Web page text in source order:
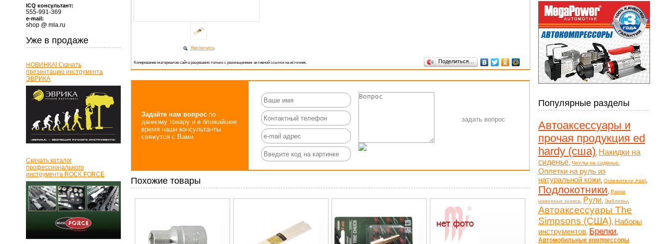
Увеличить
Копирование материалов сайта разрешено только с размещением активной ссылки на источник. Поделиться…
Задайте нам вопрос по
данному товару и в ближайшее
время наши консультанты
свяжутся с Вами.
Похожие товары
ICQ консультант:
555-991-369
e-mail:
shop @ mla.ru
Уже в продаже
НОВИНКА! Скачать
презентацию инструмента
ЭВРИКА
Скачать каталог
профессионального
инструмента ROCK FORCE
Популярные разделы
Автоаксессуары и
прочая продукция ed
hardy (сша), Накидки на
сиденье, Чехлы на сиденье,
Оплетки на руль из
натуральной кожи, Освежители Aiteli,
Подлокотники, Рамки
номерных знаков, Рули, Эмблемы,
Автоаксессуары The
Simpsons (США), Наборы
инструментов, Брелки,
Автомобильные компрессоры